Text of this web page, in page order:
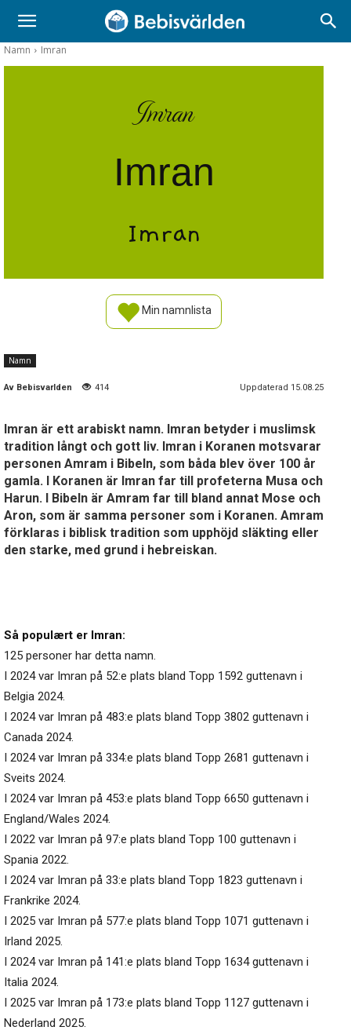
Namn Imran
Imran
Imran
Imran
Min namnlista
Namn
Av Bebisvarlden 414 Uppdaterad 15.08.25
Imran är ett arabiskt namn. Imran betyder i muslimsk
tradition långt och gott liv. Imran i Koranen motsvarar
personen Amram i Bibeln, som båda blev över 100 år
gamla. I Koranen är Imran far till profeterna Musa och
Harun. I Bibeln är Amram far till bland annat Mose och
Aron, som är samma personer som i Koranen. Amram
förklaras i biblisk tradition som upphöjd släkting eller
den starke, med grund i hebreiskan.
Så populært er Imran:
125 personer har detta namn.
I 2024 var Imran på 52:e plats bland Topp 1592 guttenavn i
Belgia 2024.
I 2024 var Imran på 483:e plats bland Topp 3802 guttenavn i
Canada 2024.
I 2024 var Imran på 334:e plats bland Topp 2681 guttenavn i
Sveits 2024.
I 2024 var Imran på 453:e plats bland Topp 6650 guttenavn i
England/Wales 2024.
I 2022 var Imran på 97:e plats bland Topp 100 guttenavn i
Spania 2022.
I 2024 var Imran på 33:e plats bland Topp 1823 guttenavn i
Frankrike 2024.
I 2025 var Imran på 577:e plats bland Topp 1071 guttenavn i
Irland 2025.
I 2024 var Imran på 141:e plats bland Topp 1634 guttenavn i
Italia 2024.
I 2025 var Imran på 173:e plats bland Topp 1127 guttenavn i
Nederland 2025.